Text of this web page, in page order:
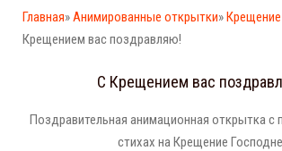
Главная»Анимированные открытки»
Крещением вас поздравляю!
С Крещением вас
Поздравительная анимационная открытка с
стихах на Крещение